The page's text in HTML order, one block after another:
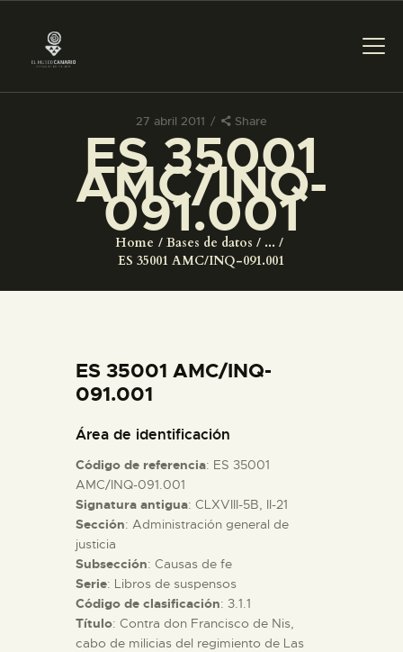
27 abril 2011 Share
ES 35001
AMC/INQ-
091.001
Home Bases de datos
...
ES 35001 AMC/INQ-091.001
PREPARAR LA VISITA
ACTIVIDADES
COLECCIONES
ESPAÑOL
PREPARAR LA VISITA
ACTIVIDADES
█
ES 35001 AMC/INQ-
091.001
Área de identificación
Código de referencia: ES 35001
AMC/INQ-091.001
Signatura antigua: CLXVIII-5B, II-21
Sección: Administración general de
justicia
Subsección: Causas de fe
Serie: Libros de suspensos
Código de clasificación: 3.1.1
Título: Contra don Francisco de Nis,
cabo de milicias del regimiento de Las